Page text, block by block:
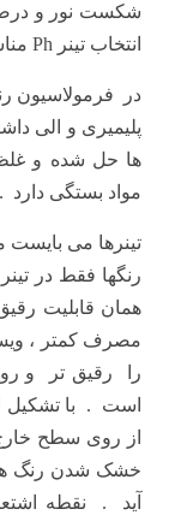
شکست نور و درصد
انتخاب تینر Ph مناسب باید مورد توجه قرار گیرند .
در فرمولاسیون
پلیمیری و الی
ها حل شده و
مواد بستگی دارد .
تینرها می بایست
رنگها فقط در
همان قابلیت
مصرف کمتر ،
را رقیق تر و
است . با تشکیل
از روی سطح
خشک شدن رنگ
آید . نقطه